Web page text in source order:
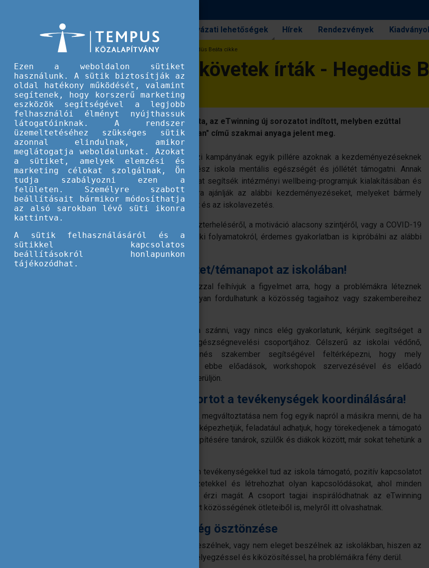
Pályázati lehetőségek Hírek Rendezvények
eTwinning Nagykövetek írták - Hegedüs Beáta cikke
eTwinning Nagykövetek írták - Hegedüs
Az Erasmus+ program partnerhálózata, az eTwinning új sorozatot indított, melyben ezúttal
Hegedűs Beáta "Wellbeing az iskolában" című szakmai anyaga jelent meg.
Az eTwinning program 2023. évi tavaszi kampányának egyik pillére azoknak a kezdeményezéseknek
előmozdítása, melyek képesek az egész iskola mentális egészségét és jóllétét támogatni. Annak
érdekében, hogy a tanulókat és tanárokat segítsék intézményi wellbeing-programjuk kialakításában és
fejlesztésében, részükre megfontolásra ajánlják az alábbi kezdeményezéseket, melyeket bármely
intézményben elindíthat a nevelőtestület és az iskolavezetés.
Legyen szó a tanulók és tanárok stresszterheléséről, a motiváció alacsony szintjéről, vagy a COVID-19
világjárvány utáni felbukkanó negatív lelki folyamatokról, érdemes gyakorlatban is kipróbálni az alábbi
terveket!
Tervezzünk Wellbeing-hetet/témanapot az iskolában!
Ha programokat indítunk a témában, azzal felhívjuk a figyelmet arra, hogy a problémákra léteznek
válaszok, megoldási utak, továbbá hogyan fordulhatunk a közösség tagjaihoz vagy szakembereihez
Ha egész napot nem tudunk a témára szánni, vagy nincs elég gyakorlatunk, kérjünk segítséget a
szervezéshez, forduljunk az iskola egészségnevelési csoportjához. Célszerű az iskolai védőnő,
iskolapszichológus vagy mentálhigiénés szakember segítségével feltérképezni, hogy mely
szervezetek tudnának bekapcsolódni ebbe előadások, workshopok szervezésével és előadó
meghívásával, hogy a terület fókuszba kerüljön.
Jelöljünk kis egy kis csoportot a tevékenységek koordinálására!
Az egész iskola szervezeti kultúrájának megváltoztatása nem fog egyik napról a másikra menni, de ha
van egy kis csapatunk, amelynek tagjait képezhetjük, feladatául adhatjuk, hogy törekedjenek a támogató
munkakörnyezet kialakítására és hidak építésére tanárok, szülők és diákok között, már sokat tehetünk a
A csoport elkezdheti megtervezi, milyen tevékenységekkel tud az iskola támogató, pozitív kapcsolatot
kialakítani a szülőkkel, egyéb szervezetekkel és létrehozhat olyan kapcsolódásokat, ahol minden
szereplő nyíltan beszélhet arról, hogy érzi magát. A csoport tagjai inspirálódhatnak az eTwinning
portálon is meghirdetett szakmai csoport közösségének ötleteiből is, melyről itt olvashatnak.
A mentálhigiénés műveltség ösztönzése
A mentális egészségről gyakran nem beszélnek, vagy nem eleget beszélnek az iskolákban, hiszen az
érintettek gyakran szembesülnek megbélyegzéssel és kiközösítéssel, ha problémáikra fény derül.
Ezen a weboldalon sütiket
használunk. A sütik biztosítják az
oldal hatékony működését, valamint
segítenek, hogy korszerű marketing
eszközök segítségével a legjobb
felhasználói élményt nyújthassuk
látogatóinknak. A rendszer
üzemeltetéséhez szükséges sütik
azonnal elindulnak, amikor
meglátogatja weboldalunkat. Azokat
a sütiket, amelyek elemzési és
marketing célokat szolgálnak, Ön
tudja szabályozni ezen a
felületen. Személyre szabott
beállításait bármikor módosíthatja
az alsó sarokban lévő süti ikonra
kattintva.
A sütik felhasználásáról és a
sütikkel kapcsolatos
beállításokról honlapunkon
tájékozódhat.